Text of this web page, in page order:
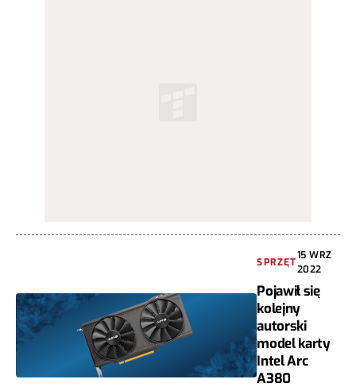
SPRZĘT
15 WRZ
2022
Pojawił się
kolejny
autorski
model karty
Intel Arc
A380